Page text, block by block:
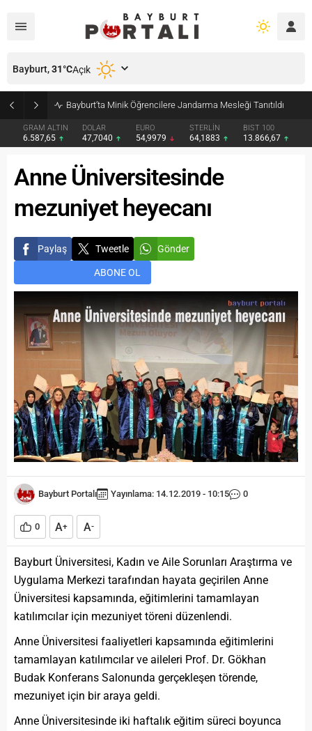
Bayburt’ta Minik Öğrencilere Jandarma Mesleği Tanıtıldı
GRAM ALTIN
6.587,65
DOLAR
47,7040
EURO
54,9979
STERLİN
64,1883
BIST 100
13.866,67
Bayburt,31°CAçık
Anne Üniversitesinde
mezuniyet heyecanı
Paylaş Tweetle Gönder
ABONE OL
Bayburt Portalı Yayınlama: 14.12.2019 - 10:15 0
0 A+ A-
Bayburt Üniversitesi, Kadın ve Aile Sorunları Araştırma ve
Uygulama Merkezi tarafından hayata geçirilen Anne
Üniversitesi kapsamında, eğitimlerini tamamlayan
katılımcılar için mezuniyet töreni düzenlendi.
Anne Üniversitesi faaliyetleri kapsamında eğitimlerini
tamamlayan katılımcılar ve aileleri Prof. Dr. Gökhan
Budak Konferans Salonunda gerçekleşen törende,
mezuniyet için bir araya geldi.
Anne Üniversitesinde iki haftalık eğitim süreci boyunca